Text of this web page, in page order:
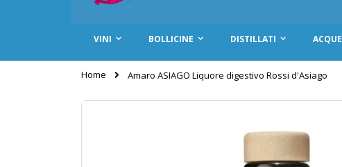
VINI BOLLICINE DISTILLATI ACQUE
Home Amaro ASIAGO Liquore digestivo Rossi d'Asiago
Vai